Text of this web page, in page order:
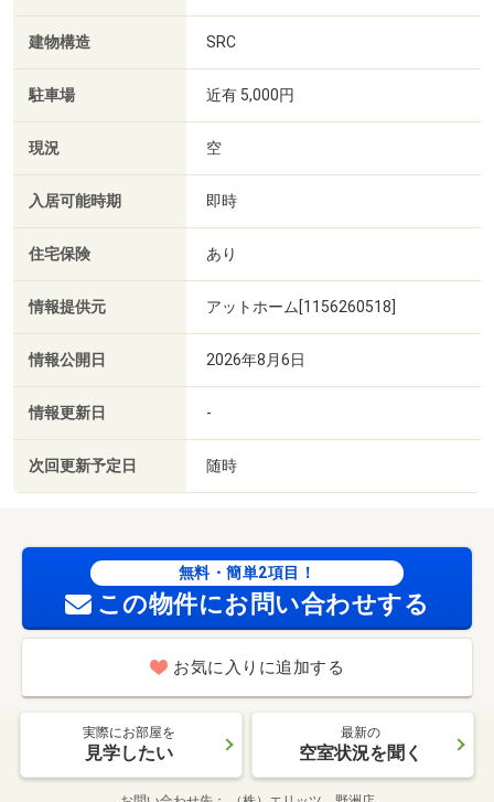
建物構造 SRC
駐車場 近有 5,000円
現況 空
入居可能時期 即時
住宅保険 あり
情報提供元 アットホーム[1156260518]
情報公開日 2026年8月6日
情報更新日 -
次回更新予定日 随時
無料・簡単2項目！
この物件にお問い合わせする
お気に入りに追加する
実際にお部屋を
見学したい
最新の
空室状況を聞く